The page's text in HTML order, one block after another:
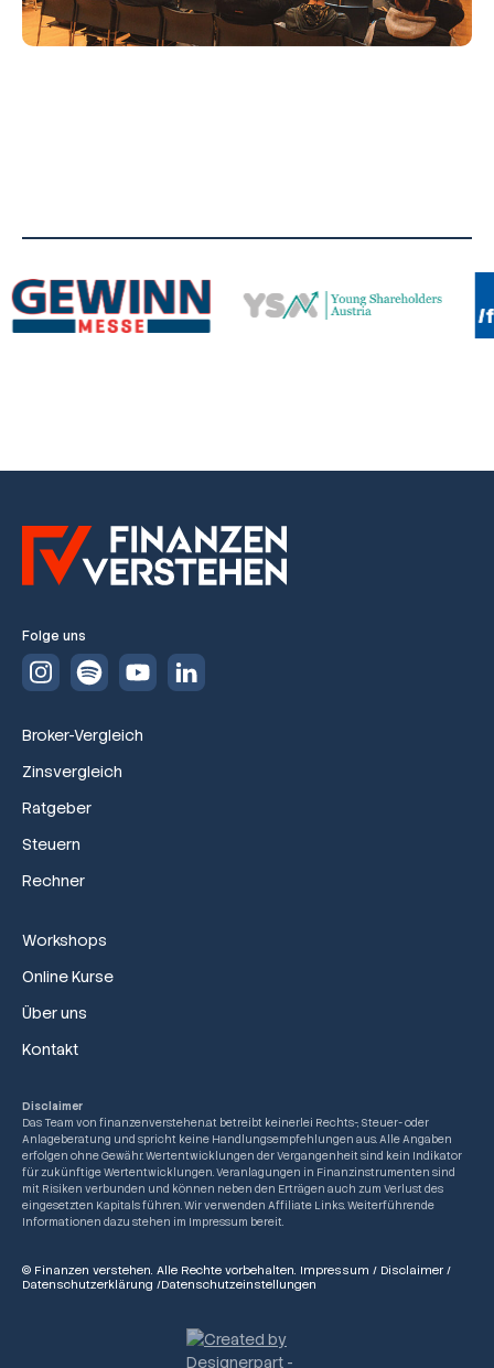
Folge uns
Broker-Vergleich
Zinsvergleich
Ratgeber
Steuern
Rechner
Workshops
Online Kurse
Über uns
Kontakt
Disclaimer
Das Team von finanzenverstehen.at betreibt keinerlei Rechts-, Steuer- oder
Anlageberatung und spricht keine Handlungsempfehlungen aus. Alle Angaben
erfolgen ohne Gewähr. Wertentwicklungen der Vergangenheit sind kein Indikator
für zukünftige Wertentwicklungen. Veranlagungen in Finanzinstrumenten sind
mit Risiken verbunden und können neben den Erträgen auch zum Verlust des
eingesetzten Kapitals führen. Wir verwenden Affiliate Links. Weiterführende
Informationen dazu stehen im Impressum bereit.
© Finanzen verstehen. Alle Rechte vorbehalten. Impressum / Disclaimer /
Datenschutzerklärung /Datenschutzeinstellungen